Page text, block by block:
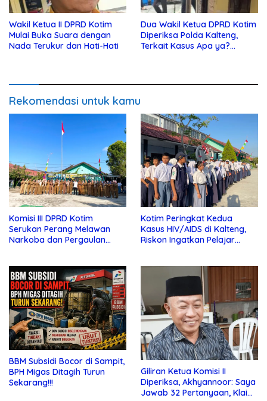
Wakil Ketua II DPRD Kotim
Mulai Buka Suara dengan
Nada Terukur dan Hati-Hati
Dua Wakil Ketua DPRD Kotim
Diperiksa Polda Kalteng,
Terkait Kasus Apa ya?…
Rekomendasi untuk kamu
Komisi III DPRD Kotim
Serukan Perang Melawan
Narkoba dan Pergaulan
Kotim Peringkat Kedua
Kasus HIV/AIDS di Kalteng,
Riskon Ingatkan Pelajar
BBM Subsidi Bocor di Sampit,
BPH Migas Ditagih Turun
Sekarang!!!
Giliran Ketua Komisi II
Diperiksa, Akhyannoor: Saya
Jawab 32 Pertanyaan, Klaim